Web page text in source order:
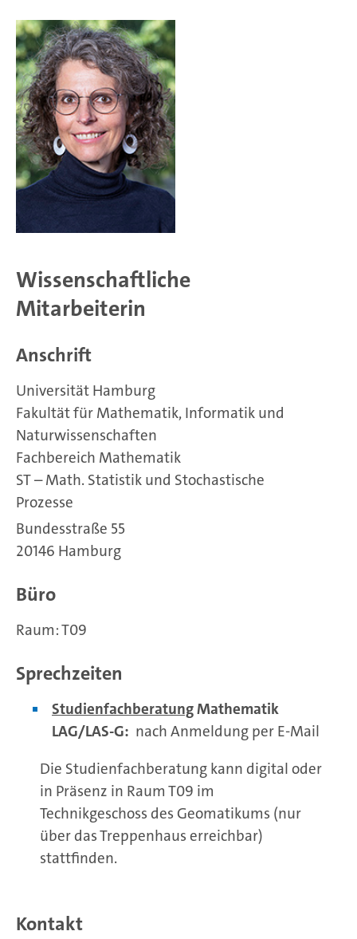
Wissenschaftliche
Mitarbeiterin
Anschrift
Universität Hamburg
Fakultät für Mathematik, Informatik und
Naturwissenschaften
Fachbereich Mathematik
ST – Math. Statistik und Stochastische
Prozesse
Bundesstraße 55
20146 Hamburg
Büro
Raum: T09
Sprechzeiten
StudienfachberatungMathematik
LAG/LAS-G: nach Anmeldung per E-Mail
Die Studienfachberatung kann digital oder
in Präsenz in Raum T09 im
Technikgeschoss des Geomatikums (nur
über das Treppenhaus erreichbar)
stattfinden.
Kontakt